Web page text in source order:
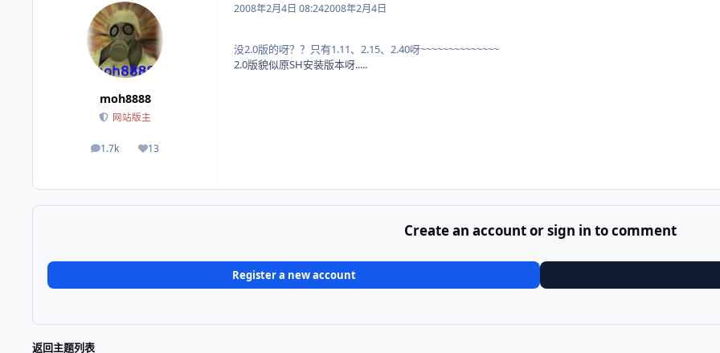
moh8888
网站版主
1.7k
帖子 13
荣誉积分
2008年2月4日 08:242008年2月4日
没2.0版的呀？？只有1.11、2.15、2.40呀~~~~~~~~~~~~~~
2.0版貌似原SH安装版本呀.....
Create an account or sign in to comment
Register a new account
返回主题列表